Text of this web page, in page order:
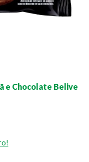
e Chocolate Belive